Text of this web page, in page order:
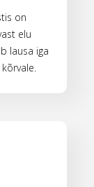
on
elu
lausa iga